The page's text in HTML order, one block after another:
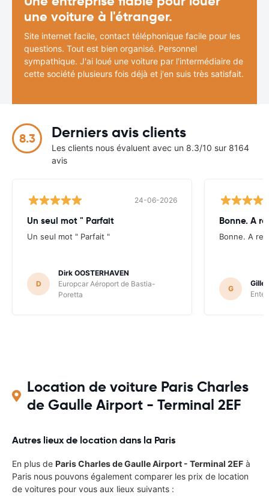
une voiture à l'étranger.
Site internet facile, contact téléphonique facile pour les
questions. Tout est bien organisé. Personnel
sympathique. J'ai loué une voiture par l'intermédiaire de
cette société plusieurs fois déjà et j'en suis très satisfait.
8.3 Derniers avis clients
Les clients nous évaluent avec un 8.3/10 sur 8164
avis
24-06-2026
Un seul mot " Parfait
Un seul mot " Parfait "
D
Dirk OOSTERHAVEN
Europcar Aéroport de Bastia-
Poretta
Bonne. A
Bonne. A
G
Location de voiture Paris Charles
de Gaulle Airport - Terminal 2EF
Autres lieux de location dans la Paris
En plus de Paris Charles de Gaulle Airport - Terminal 2EF à
Paris nous pouvons également comparer les prix de location
de voitures pour vous aux lieux suivants :